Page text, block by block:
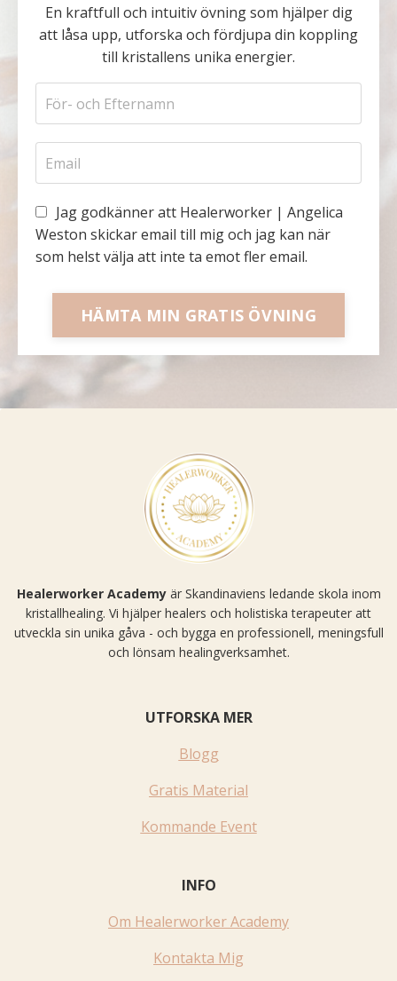
En kraftfull och intuitiv övning som hjälper dig
att låsa upp, utforska och fördjupa din koppling
till kristallens unika energier.
Jag godkänner att Healerworker | Angelica
Weston skickar email till mig och jag kan när
som helst välja att inte ta emot fler email.
HÄMTA MIN GRATIS ÖVNING
Healerworker Academyär Skandinaviens ledande skola inom
kristallhealing. Vi hjälper healers och holistiska terapeuter att
utveckla sin unika gåva - och bygga en professionell, meningsfull
och lönsam healingverksamhet.
UTFORSKA MER
Blogg
Gratis Material
Kommande Event
INFO
Om Healerworker Academy
Kontakta Mig